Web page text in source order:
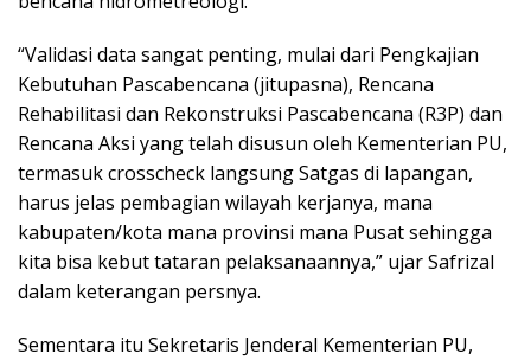
“Validasi data sangat penting, mulai dari Pengkajian
Kebutuhan Pascabencana (jitupasna), Rencana
Rehabilitasi dan Rekonstruksi Pascabencana (R3P) dan
Rencana Aksi yang telah disusun oleh Kementerian PU,
termasuk crosscheck langsung Satgas di lapangan,
harus jelas pembagian wilayah kerjanya, mana
kabupaten/kota mana provinsi mana Pusat sehingga
kita bisa kebut tataran pelaksanaannya,” ujar Safrizal
dalam keterangan persnya.
Sementara itu Sekretaris Jenderal Kementerian PU,